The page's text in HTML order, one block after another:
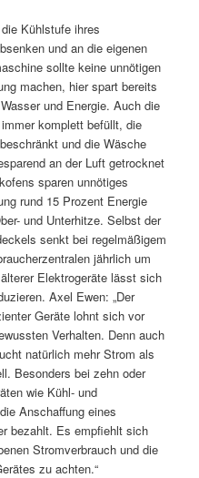
Kühlstufe ihres
und an die eigenen
sollte keine unnötigen
machen, hier spart bereits
und Energie. Auch die
komplett befüllt, die
und die Wäsche
an der Luft getrocknet
sparen unnötiges
rund 15 Prozent Energie
und Unterhitze. Selbst der
senkt bei regelmäßigem
jährlich um
Elektrogeräte lässt sich
Axel Ewen: „Der
Geräte lohnt sich vor
Verhalten. Denn auch
natürlich mehr Strom als
Besonders bei zehn oder
wie Kühl- und
Anschaffung eines
bezahlt. Es empfiehlt sich
Stromverbrauch und die
zu achten.“